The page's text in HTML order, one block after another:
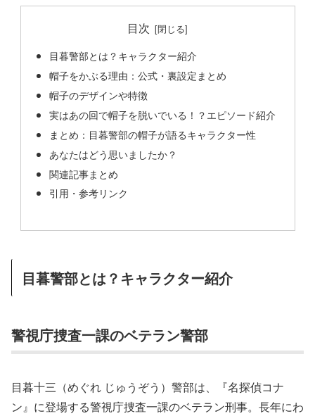
目次
目暮警部とは？キャラクター紹介
帽子をかぶる理由：公式・裏設定まとめ
帽子のデザインや特徴
実はあの回で帽子を脱いでいる！？エピソード紹介
まとめ：目暮警部の帽子が語るキャラクター性
あなたはどう思いましたか？
関連記事まとめ
引用・参考リンク
目暮警部とは？キャラクター紹介
警視庁捜査一課のベテラン警部
目暮十三（めぐれ じゅうぞう）警部は、『名探偵コナ
ン』に登場する警視庁捜査一課のベテラン刑事。長年にわ